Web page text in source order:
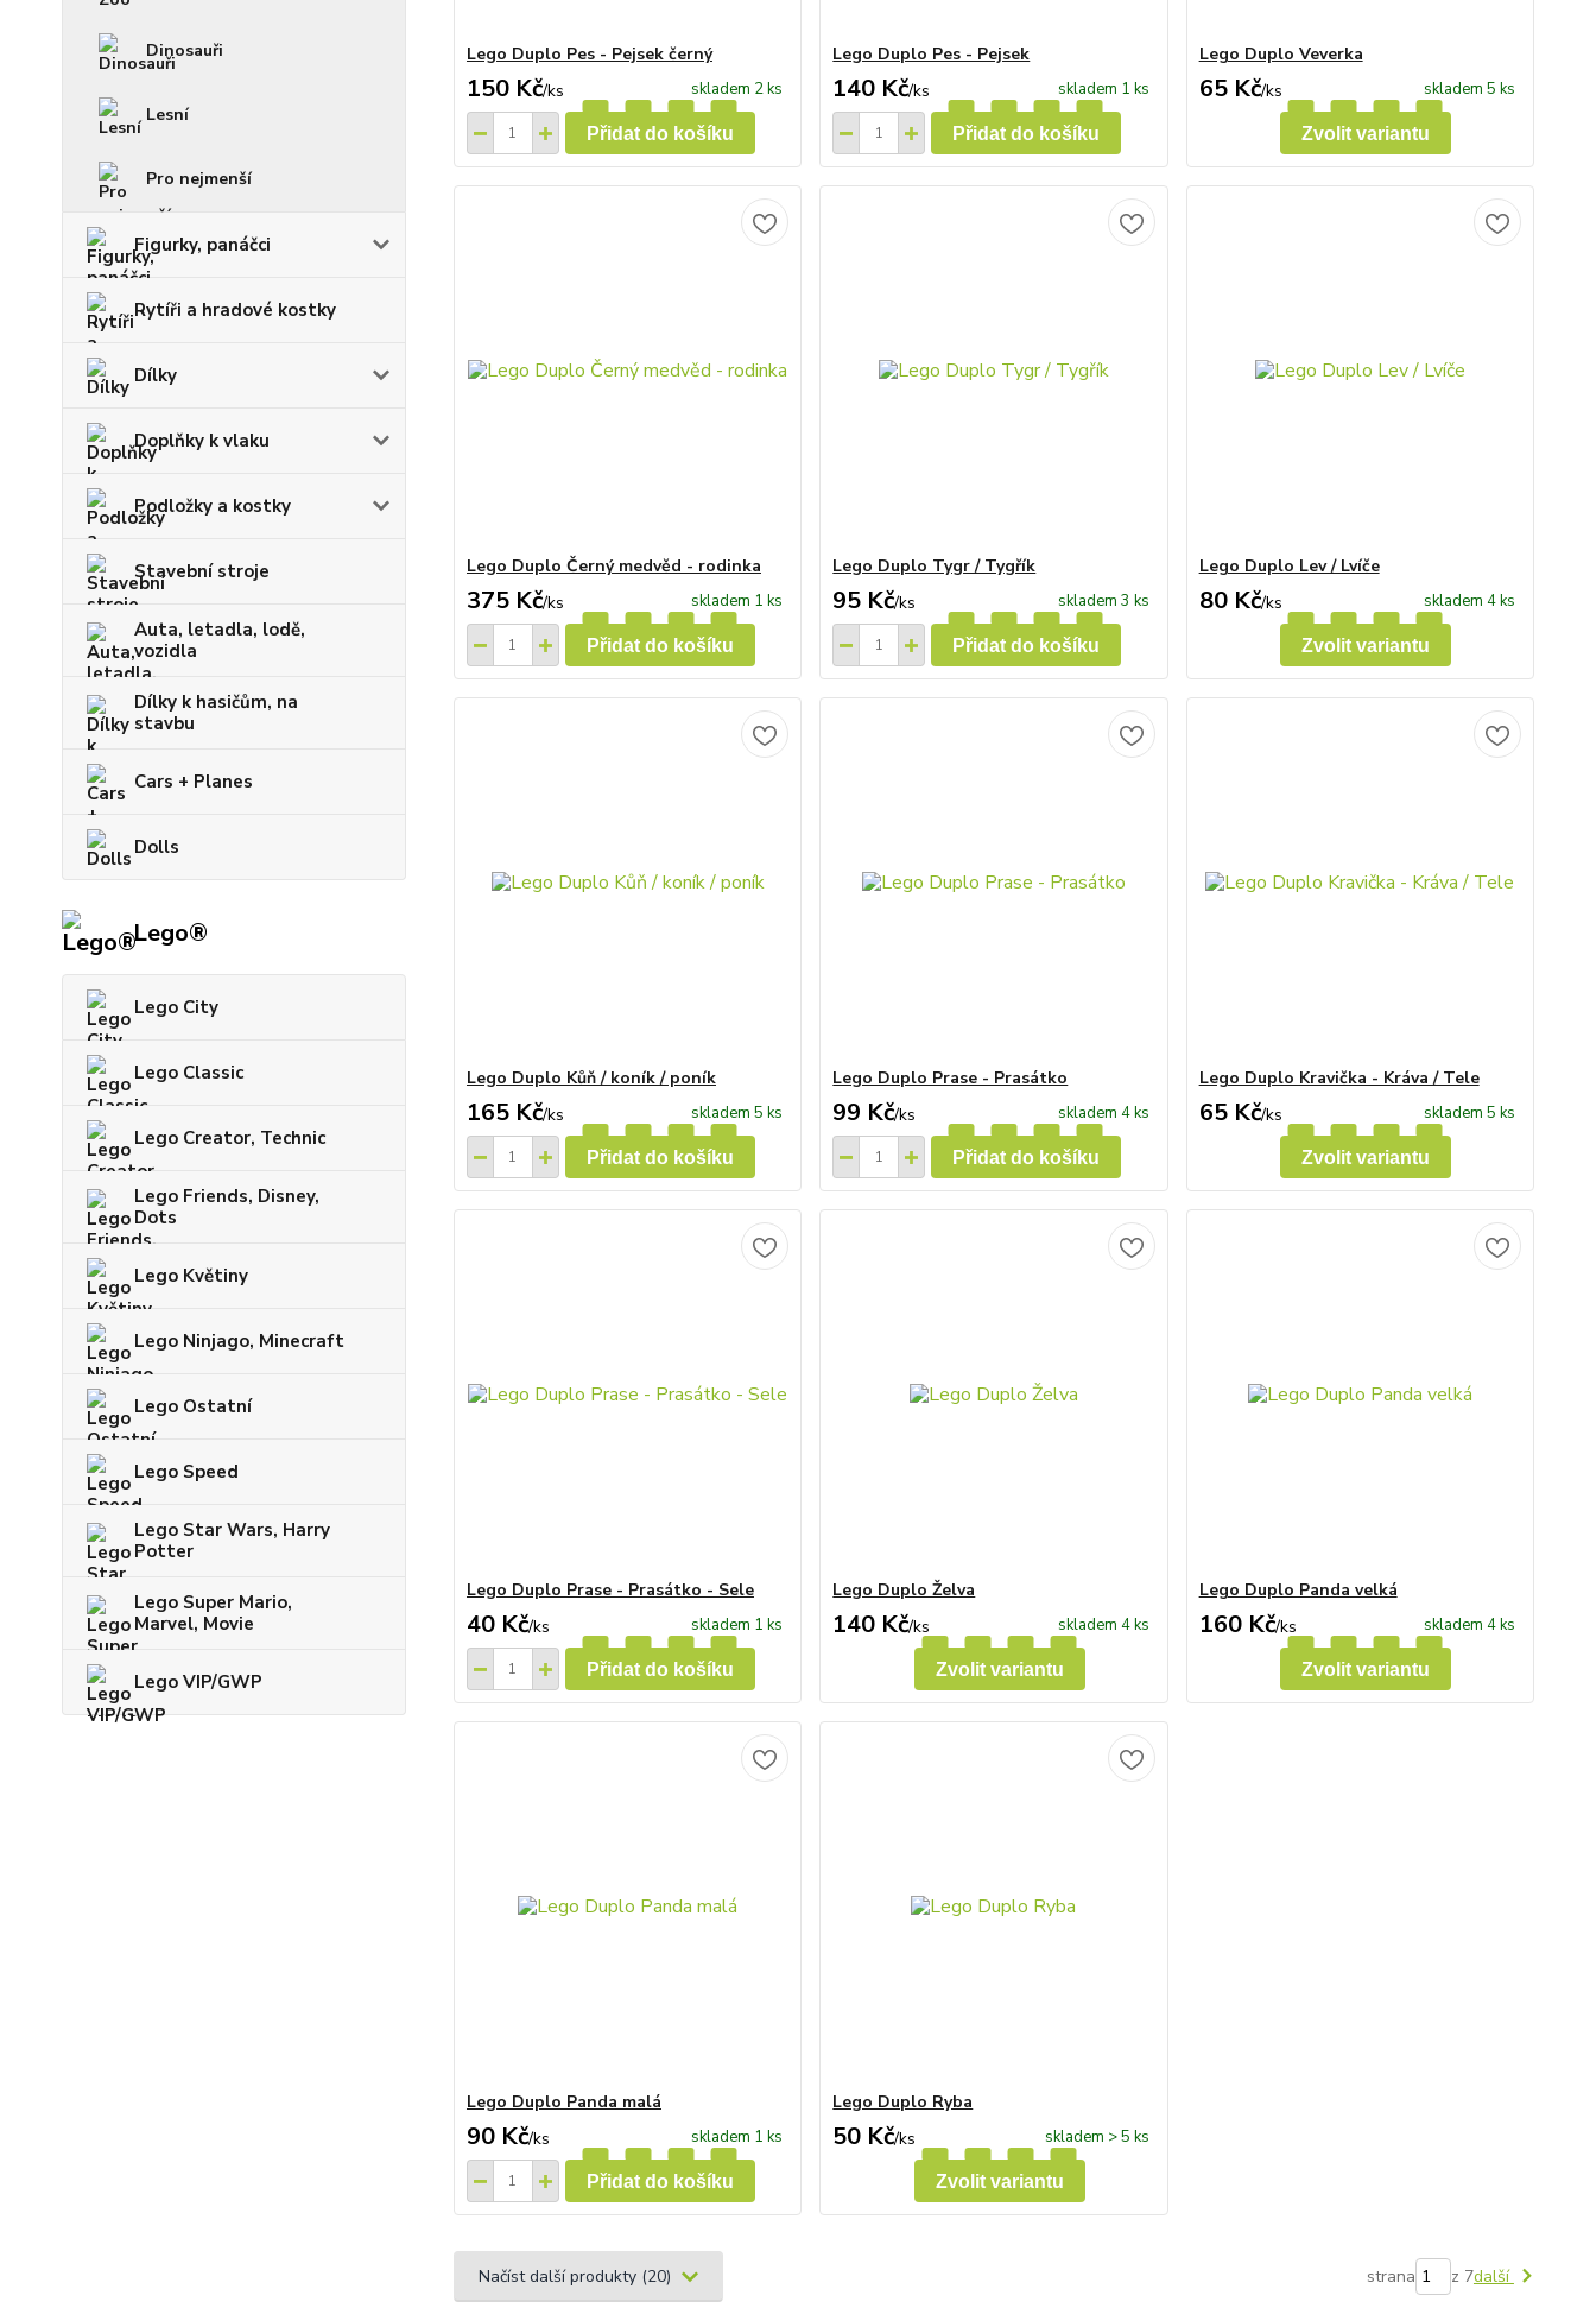
Dinosauři
Lesní
Pro nejmenší
Figurky, panáčci
Rytíři a hradové kostky
Dílky
Doplňky k vlaku
Podložky a kostky
Stavební stroje
Auta, letadla, lodě,
vozidla
Dílky k hasičům, na
stavbu
Cars + Planes
Dolls
Lego®
Lego City
Lego Classic
Lego Creator, Technic
Lego Friends, Disney,
Dots
Lego Květiny
Lego Ninjago, Minecraft
Lego Ostatní
Lego Speed
Lego Star Wars, Harry
Potter
Lego Super Mario,
Marvel, Movie
Lego VIP/GWP
Lego Duplo Pes - Pejsek černý
150 Kč/ks skladem 2 ks
Přidat do košíku
Lego Duplo Pes - Pejsek
140 Kč/ks skladem 1 ks
Přidat do košíku
Lego Duplo Veverka
65 Kč/ks skladem 5 ks
Zvolit variantu
Lego Duplo Černý medvěd - rodinka
375 Kč/ks skladem 1 ks
Přidat do košíku
Lego Duplo Tygr / Tygřík
95 Kč/ks skladem 3 ks
Přidat do košíku
Lego Duplo Lev / Lvíče
80 Kč/ks skladem 4 ks
Zvolit variantu
Lego Duplo Kůň / koník / poník
165 Kč/ks skladem 5 ks
Přidat do košíku
Lego Duplo Prase - Prasátko
99 Kč/ks skladem 4 ks
Přidat do košíku
Lego Duplo Kravička - Kráva / Tele
65 Kč/ks skladem 5 ks
Zvolit variantu
Lego Duplo Prase - Prasátko - Sele
40 Kč/ks skladem 1 ks
Přidat do košíku
Lego Duplo Želva
140 Kč/ks skladem 4 ks
Zvolit variantu
Lego Duplo Panda velká
160 Kč/ks skladem 4 ks
Zvolit variantu
Lego Duplo Panda malá
90 Kč/ks skladem 1 ks
Přidat do košíku
Lego Duplo Ryba
50 Kč/ks skladem > 5 ks
Zvolit variantu
Načíst další produkty (20) strana z 7další